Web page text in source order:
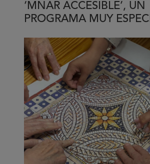
la
epilepsia
veces
no
se
ve
‘MNAR ACCESIBLE’, UN
PROGRAMA MUY